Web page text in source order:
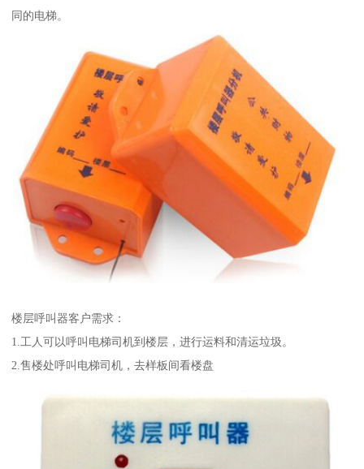
同的电梯。
楼层呼叫器客户需求：
1.工人可以呼叫电梯司机到楼层，进行运料和清运垃圾。
2.售楼处呼叫电梯司机，去样板间看楼盘